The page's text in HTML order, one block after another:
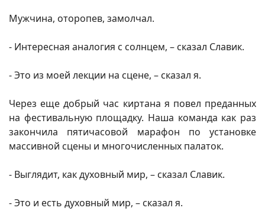
Мужчина, оторопев, замолчал.
- Интересная аналогия с солнцем, – сказал Славик.
- Это из моей лекции на сцене, – сказал я.
Через еще добрый час киртана я повел преданных
на фестивальную площадку. Наша команда как раз
закончила пятичасовой марафон по установке
массивной сцены и многочисленных палаток.
- Выглядит, как духовный мир, – сказал Славик.
- Это и есть духовный мир, – сказал я.